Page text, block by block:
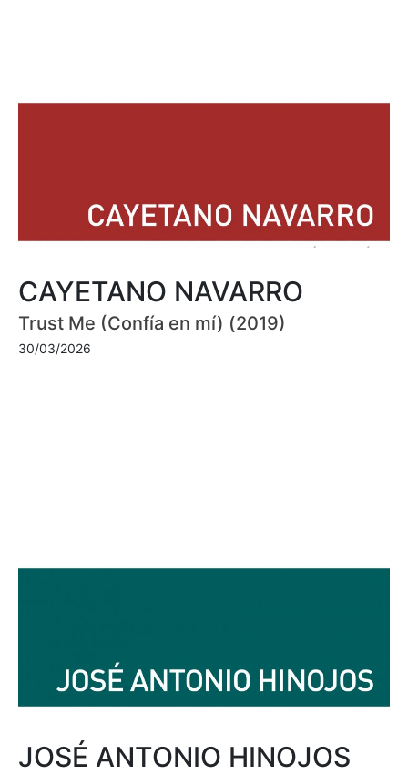
CAYETANO NAVARRO
Trust Me (Confía en mí) (2019)
30/03/2026
JOSÉ ANTONIO HINOJOS